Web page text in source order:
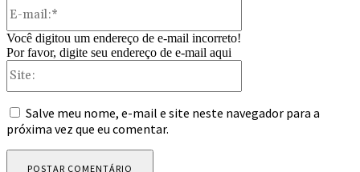
Você digitou um endereço de e-mail incorreto!
Por favor, digite seu endereço de e-mail aqui
Salve meu nome, e-mail e site neste navegador para a
próxima vez que eu comentar.